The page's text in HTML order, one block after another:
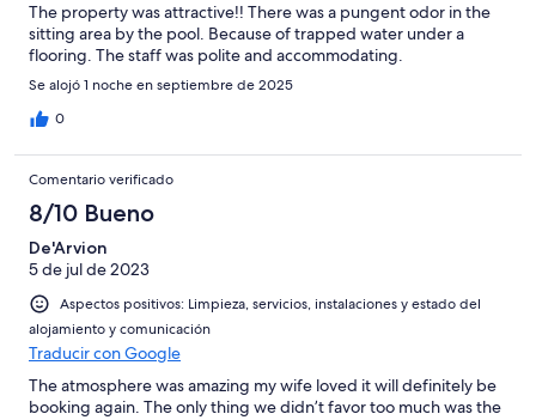
The property was attractive!! There was a pungent odor in the
sitting area by the pool. Because of trapped water under a
flooring. The staff was polite and accommodating.
Se alojó 1 noche en septiembre de 2025
0
Comentario verificado
8/10 Bueno
De'Arvion
5 de jul de 2023
Aspectos positivos: Limpieza, servicios, instalaciones y estado del
alojamiento y comunicación
Traducir con Google
The atmosphere was amazing my wife loved it will definitely be
booking again. The only thing we didn’t favor too much was the